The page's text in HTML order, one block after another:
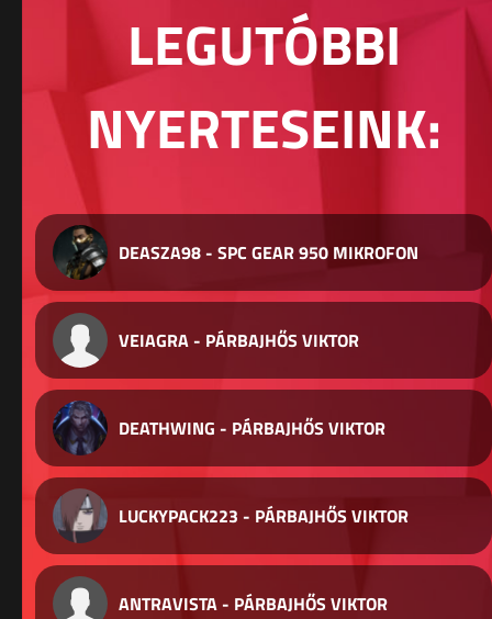
LEGUTÓBBI
NYERTESEINK:
DEASZA98 - SPC GEAR 950 MIKROFON
VEIAGRA - PÁRBAJHŐS VIKTOR
DEATHWING - PÁRBAJHŐS VIKTOR
LUCKYPACK223 - PÁRBAJHŐS VIKTOR
ANTRAVISTA - PÁRBAJHŐS VIKTOR